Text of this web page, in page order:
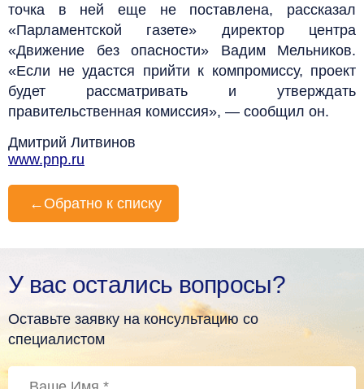
точка в ней еще не поставлена, рассказал
«Парламентской газете» директор центра
«Движение без опасности» Вадим Мельников.
«Если не удастся прийти к компромиссу, проект
будет рассматривать и утверждать
правительственная комиссия», — сообщил он.
Дмитрий Литвинов
www.pnp.ru
← Обратно к списку
У вас остались вопросы?
Оставьте заявку на консультацию со
специалистом